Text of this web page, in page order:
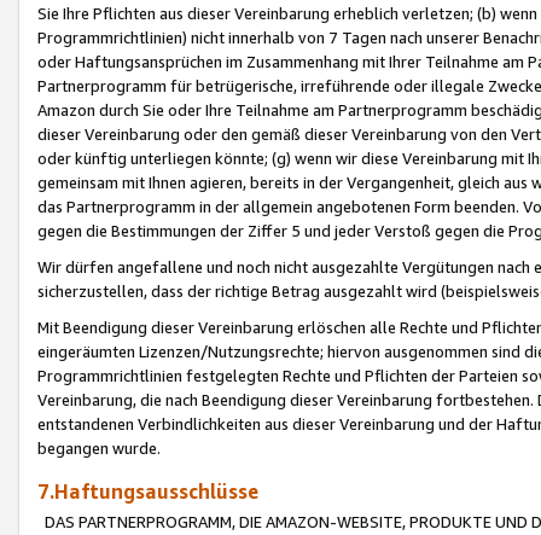
Sie Ihre Pflichten aus dieser Vereinbarung erheblich verletzen; (b)
Programmrichtlinien) nicht innerhalb von 7 Tagen nach unserer
oder Haftungsansprüchen im Zusammenhang mit Ihrer Teilnahme am
Partnerprogramm für betrügerische, irreführende oder illegale
Amazon durch Sie oder Ihre Teilnahme am Partnerprogramm
dieser Vereinbarung oder den gemäß dieser Vereinbarung von den
oder künftig unterliegen könnte; (g) wenn wir diese Vereinbarung mit
gemeinsam mit Ihnen agieren, bereits in der Vergangenheit, gleich
das Partnerprogramm in der allgemein angebotenen Form beenden.
gegen die Bestimmungen der Ziffer 5 und jeder Verstoß gegen die
Wir dürfen angefallene und noch nicht ausgezahlte Vergütungen
sicherzustellen, dass der richtige Betrag ausgezahlt wird
Mit Beendigung dieser Vereinbarung erlöschen alle Rechte und
eingeräumten Lizenzen/Nutzungsrechte; hiervon ausgenommen sind
Programmrichtlinien festgelegten Rechte und Pflichten der Parteien
Vereinbarung, die nach Beendigung dieser Vereinbarung
entstandenen Verbindlichkeiten aus dieser Vereinbarung und der
begangen wurde.
7.Haftungsausschlüsse
DAS PARTNERPROGRAMM, DIE AMAZON-WEBSITE, PRODUKTE UND